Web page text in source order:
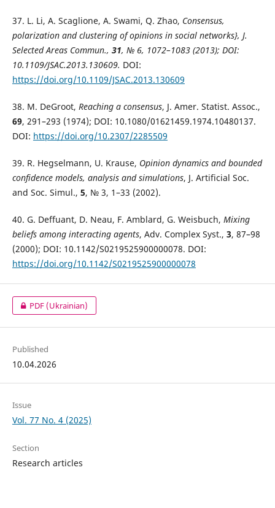
37. L. Li, A. Scaglione, A. Swami, Q. Zhao, Consensus,
polarization and clustering of opinions in social networks}, J.
Selected Areas Commun., 31, № 6, 1072–1083 (2013); DOI:
10.1109/JSAC.2013.130609. DOI:
https://doi.org/10.1109/JSAC.2013.130609
38. M. DeGroot, Reaching a consensus, J. Amer. Statist. Assoc.,
69, 291–293 (1974); DOI: 10.1080/01621459.1974.10480137.
DOI: https://doi.org/10.2307/2285509
39. R. Hegselmann, U. Krause, Opinion dynamics and bounded
confidence models, analysis and simulations, J. Artificial Soc.
and Soc. Simul., 5, № 3, 1–33 (2002).
40. G. Deffuant, D. Neau, F. Amblard, G. Weisbuch, Mixing
beliefs among interacting agents, Adv. Complex Syst., 3, 87–98
(2000); DOI: 10.1142/S0219525900000078. DOI:
https://doi.org/10.1142/S0219525900000078
PDF (Ukrainian)
Published
10.04.2026
Issue
Vol. 77 No. 4 (2025)
Section
Research articles